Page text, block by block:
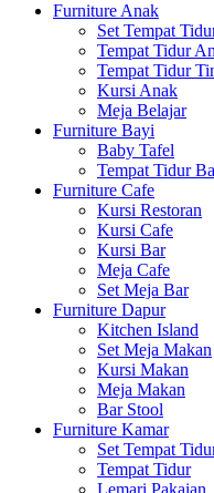
Furniture Anak
Set Tempat
Tempat Tidur
Tempat Tidur
Kursi Anak
Meja Belajar
Furniture Bayi
Baby Tafel
Tempat Tidur
Furniture Cafe
Kursi Restoran
Kursi Cafe
Kursi Bar
Meja Cafe
Set Meja Bar
Furniture Dapur
Kitchen Island
Set Meja Makan
Kursi Makan
Meja Makan
Bar Stool
Furniture Kamar
Set Tempat
Tempat Tidur
Lemari Pakaian